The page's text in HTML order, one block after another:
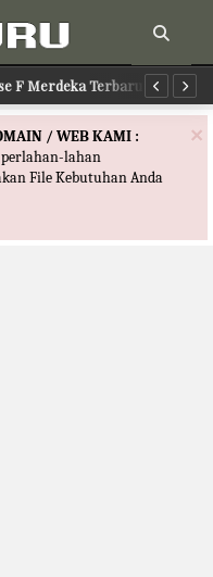
F Merdeka Terbaru
F Merdeka Terbaru
×
/ WEB KAMI :
perlahan-lahan
File Kebutuhan Anda